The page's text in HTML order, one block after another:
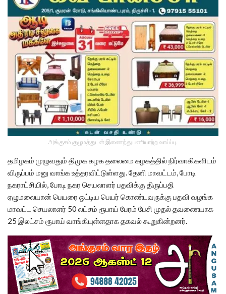
அங்குசம் குழுமத்துடன் இணைந்து பணியாற்ற வாய்ப்பு.
தமிழகம் முழுவதும் திமுக கழக தலைமை கழகத்தில் நிர்வாகிகளிடம்
விருப்பம் மனு வாங்க உத்தரவிட்டுள்ளது. தேனி மாவட்டம், போடி
நகராட்சியில், போடி நகர செயலாளர் பதவிக்கு திருப்பதி
ஏழுமலையான் பெயரை ஒட்டிய பெயர் கொண்டவருக்கு பதவி வழங்க
மாவட்ட செயலாளர் 50 லட்சம் ரூபாய் பேரம் பேசி முதல் தவணையாக
25 இலட்சம் ரூபாய் வாங்கியுள்ளதாக தகவல் கூறுகின்றனர்.